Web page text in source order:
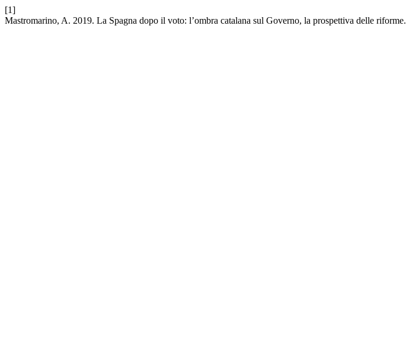
[1]
Mastromarino, A. 2019. La Spagna dopo il voto: l’ombra catalana sul Governo, la prospettiva delle riforme.